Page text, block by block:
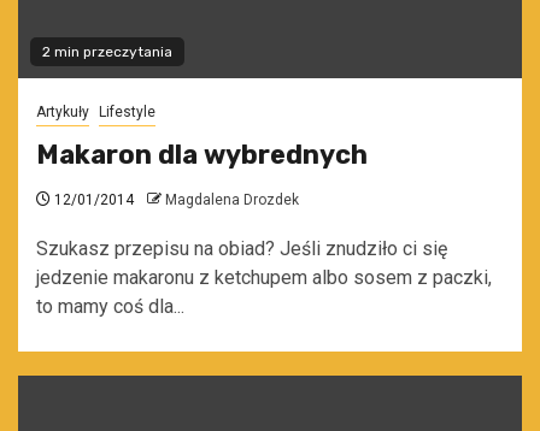
2 min przeczytania
Artykuły Lifestyle
Makaron dla wybrednych
12/01/2014 Magdalena Drozdek
Szukasz przepisu na obiad? Jeśli znudziło ci się
jedzenie makaronu z ketchupem albo sosem z paczki,
to mamy coś dla...